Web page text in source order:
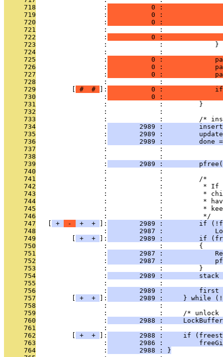
     718
                 :
0 :
     719
                 :
0 :
     720
                 :
0 :
     721
:             :
     722
                 :
0 :
     723
                 :             :             }
     724
                 :             :
     725
                 :
0 :
     726
                 :
0 :
     727
                 :
0 :
     728
                 :             :
     729
# # ]:
0 :
     730
                 :
0 :
     731
                 :             :         }
     732
                 :             :
     733
:             :         /*
     734
                 :
2989 :
     735
                 :
2989 :
     736
                 :
2989 :         done
     737
:             :
     738
:             :
     739
                 :
2989 :
     740
                 :             :
     741
                 :             :         /*
     742
:             :          *
     743
:             :          *
     744
:             :          *
     745
:             :          *
     746
                 :             :          */
     747
+ - + + ]:
2989 :         if
     748
                 :
2987 :
     749
+ + ]:
2989 :         if
     750
                 :             :         {
     751
                 :
2987 :
     752
                 :
2987 :
     753
                 :             :         }
     754
                 :
2989 :         stack
     755
                 :             :
     756
                 :
2989 :         first
     757
+ + ]:
2989 :     } while
     758
                 :             :
     759
:             :     /* unlock
     760
                 :
2988 :
     761
                 :             :
     762
+ + ]:
2988 :     if
     763
                 :
2986 :
     764
                 :
        2988 : }